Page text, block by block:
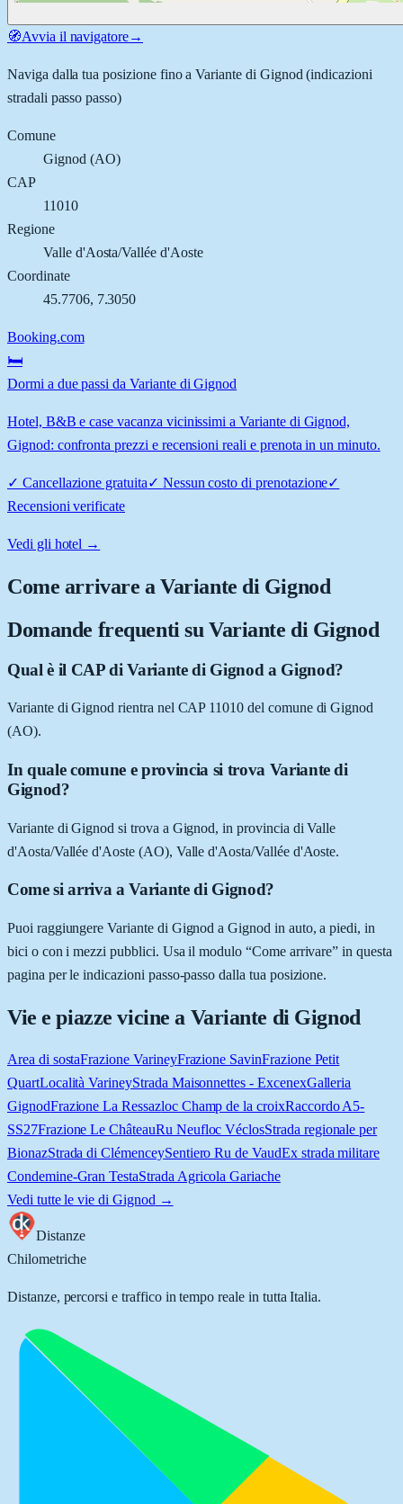
🧭Avvia il navigatore→
Naviga dalla tua posizione fino aVariante di Gignod (indicazioni
stradali passo passo)
Comune
Gignod (AO)
CAP
11010
Regione
Valle d'Aosta/Vallée d'Aoste
Coordinate
45.7706, 7.3050
Booking.com
🛏️
Dormi a due passi da Variante di Gignod
Hotel, B&B e case vacanza vicinissimi a Variante di Gignod,
Gignod: confronta prezzi e recensioni reali e prenota in un minuto.
✓ Cancellazione gratuita✓ Nessun costo di prenotazione✓
Recensioni verificate
Vedi gli hotel →
Come arrivare aVariante di Gignod
Domande frequenti su Variante di Gignod
Qual è il CAP di Variante di Gignod a Gignod?
Variante di Gignod rientra nel CAP 11010 del comune di Gignod
(AO).
In quale comune e provincia si trova Variante di
Gignod?
Variante di Gignod si trova a Gignod, in provincia di Valle
d'Aosta/Vallée d'Aoste (AO), Valle d'Aosta/Vallée d'Aoste.
Come si arriva a Variante di Gignod?
Puoi raggiungere Variante di Gignod a Gignod in auto, a piedi, in
bici o con i mezzi pubblici. Usa il modulo “Come arrivare” in questa
pagina per le indicazioni passo-passo dalla tua posizione.
Vie e piazze vicine a Variante di Gignod
Area di sostaFrazione VarineyFrazione SavinFrazione Petit
QuartLocalità VarineyStrada Maisonnettes - ExcenexGalleria
GignodFrazione La Ressazloc Champ de la croixRaccordo A5-
SS27Frazione Le ChâteauRu Neufloc VéclosStrada regionale per
BionazStrada di ClémenceySentiero Ru de VaudEx strada militare
Condemine-Gran TestaStrada Agricola Gariache
Vedi tutte le vie di Gignod →
Distanze
Chilometriche
Distanze, percorsi e traffico in tempo reale in tutta Italia.